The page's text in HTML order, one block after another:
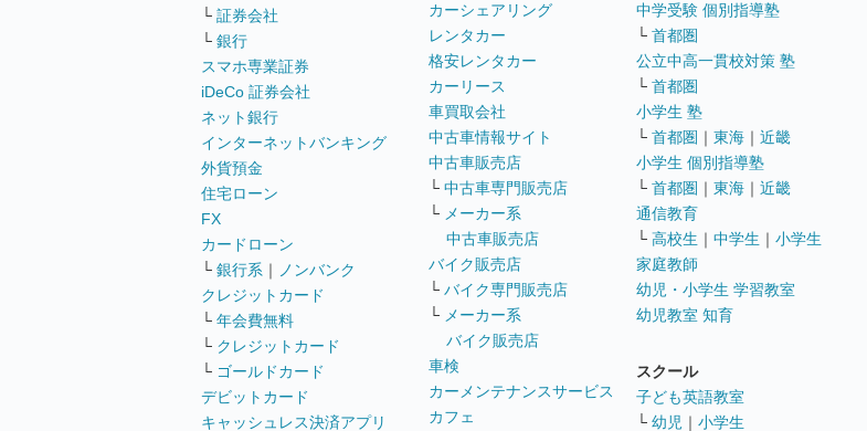
└ 証券会社
└ 銀行
スマホ専業証券
iDeCo 証券会社
ネット銀行
インターネットバンキング
外貨預金
住宅ローン
FX
カードローン
└ 銀行系 ｜
ノンバンク
クレジットカード
└ 年会費無料
└ クレジットカード
└ ゴールドカード
デビットカード
キャッシュレス決済アプリ
カーシェアリング
レンタカー
格安レンタカー
カーリース
車買取会社
中古車情報サイト
中古車販売店
└ 中古車専門販売店
└ メーカー系
中古車販売店
バイク販売店
└ バイク専門販売店
└ メーカー系
バイク販売店
車検
カーメンテナンスサービス
カフェ
中学受験 個別指導塾
└ 首都圏
公立中高一貫校対策 塾
└ 首都圏
小学生 塾
└ 首都圏 ｜ 東海 ｜ 近畿
小学生 個別指導塾
└ 首都圏 ｜ 東海 ｜ 近畿
通信教育
└ 高校生 ｜ 中学生 ｜ 小学生
家庭教師
幼児・小学生 学習教室
幼児教室 知育
スクール
子ども英語教室
└ 幼児 ｜ 小学生